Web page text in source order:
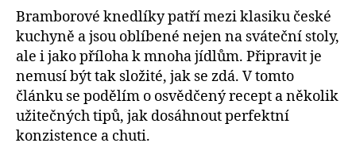
Bramborové knedlíky patří mezi klasiku české
kuchyně a jsou oblíbené nejen na sváteční stoly,
ale i jako příloha k mnoha jídlům. Připravit je
nemusí být tak složité, jak se zdá. V tomto
článku se podělím o osvědčený recept a několik
užitečných tipů, jak dosáhnout perfektní
konzistence a chuti.